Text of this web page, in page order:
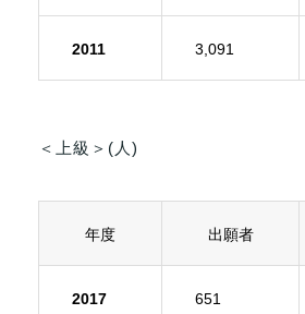
2011 3,091
＜上級＞(人)
年度 出願者
2017 651